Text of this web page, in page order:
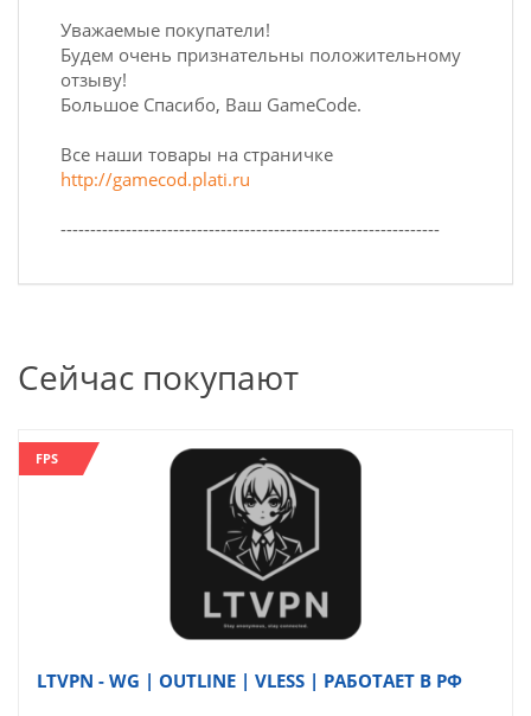
Уважаемые покупатели!
Будем очень признательны положительному
отзыву!
Большое Спасибо, Ваш GameCode.
Все наши товары на страничке
http://gamecod.plati.ru
----------------------------------------------------------------
Сейчас покупают
FPS
LTVPN - WG | OUTLINE | VLESS | РАБОТАЕТ В РФ